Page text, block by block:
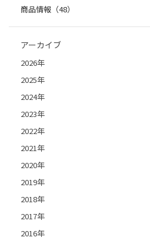
商品情報（48）
アーカイブ
2026年
2025年
2024年
2023年
2022年
2021年
2020年
2019年
2018年
2017年
2016年